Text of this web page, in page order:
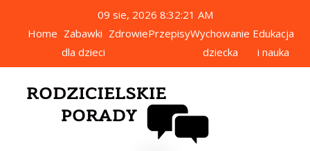
09 sie, 2026 8:32:22 AM
Home Zabawki
dla dzieci
ZdrowiePrzepisyWychowanie
dziecka
Edukacja
i nauka